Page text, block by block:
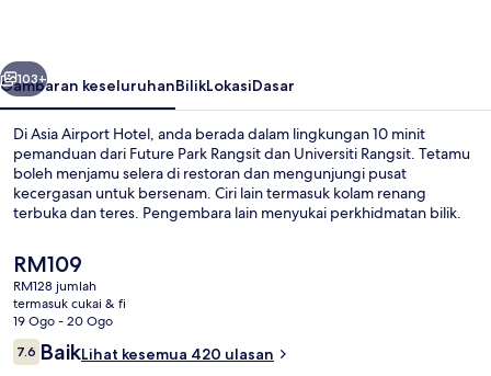
Seterusnya
103+
Gambaran keseluruhanBilikLokasiDasar
Di Asia Airport Hotel, anda berada dalam lingkungan 10 minit
pemanduan dari Future Park Rangsit dan Universiti Rangsit. Tetamu
boleh menjamu selera di restoran dan mengunjungi pusat
kecergasan untuk bersenam. Ciri lain termasuk kolam renang
terbuka dan teres. Pengembara lain menyukai perkhidmatan bilik.
Harga
semasa
ialah
RM109
RM109
RM128 jumlah
termasuk cukai & fi
19 Ogo - 20 Ogo
Ulasan
7.67.6 daripada 10
BaikLihat kesemua 420 ulasan